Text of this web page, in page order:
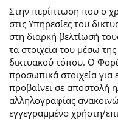
Στην περίπτωση που ο
στις Υπηρεσίες του
στη διαρκή βελτίωσή
τα στοιχεία του μέσω
δικτυακού τόπου. Ο
προσωπικά στοιχεία
προβαίνει σε αποστολή
αλληλογραφίας
εγγεγραμμένο χρήστη/